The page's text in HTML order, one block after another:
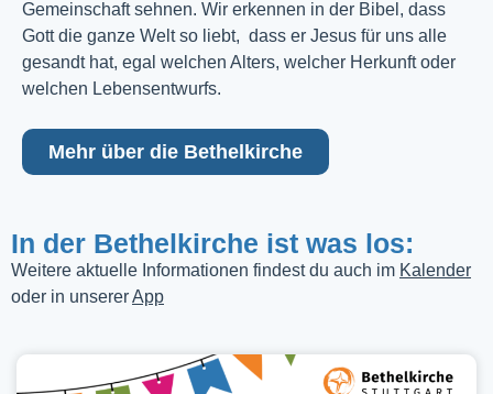
Gemeinschaft sehnen. Wir erkennen in der Bibel, dass
Gott die ganze Welt so liebt, dass er Jesus für uns alle
gesandt hat, egal welchen Alters, welcher Herkunft oder
welchen Lebensentwurfs.
Mehr über die Bethelkirche
In der Bethelkirche ist was los:
Weitere aktuelle Informationen findest du auch im Kalender
oder in unsererApp